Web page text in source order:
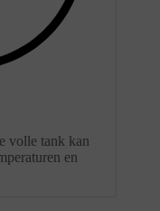
volle tank kan
en